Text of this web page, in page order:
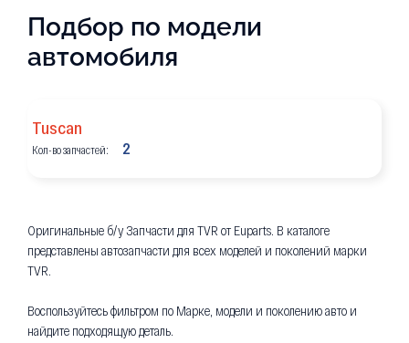
Подбор по модели
автомобиля
Tuscan
Кол-во запчастей: 2
Оригинальные б/у Запчасти для TVR от Euparts. В каталоге
представлены автозапчасти для всех моделей и поколений марки
TVR.
Воспользуйтесь фильтром по Марке, модели и поколению авто и
найдите подходящую деталь.